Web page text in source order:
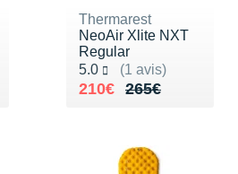
Thermarest
NeoAir Xlite NXT
Regular
5.0
(1 avis)
Noté 5.0 sur 5
265€
Au lieu de 265€
210€
Vendu 210€